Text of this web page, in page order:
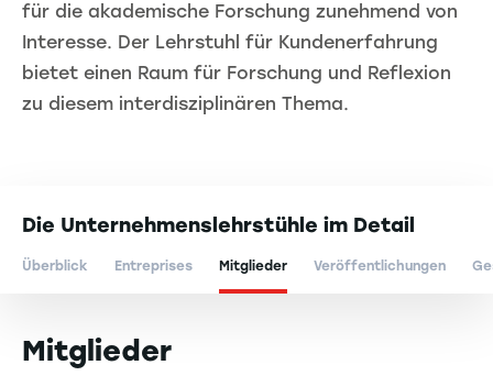
für die akademische Forschung zunehmend von
Interesse. Der Lehrstuhl für Kundenerfahrung
bietet einen Raum für Forschung und Reflexion
zu diesem interdisziplinären Thema.
Die Unternehmenslehrstühle im Detail
Überblick Entreprises Mitglieder Veröffentlichungen
Mitglieder